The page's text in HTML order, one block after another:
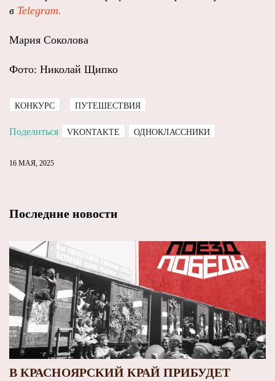
в Telegram.
Мария Соколова
Фото: Николай Щипко
КОНКУРС ПУТЕШЕСТВИЯ
Поделиться VKONTAKTE ОДНОКЛАССНИКИ
16 МАЯ, 2025
Последние новости
В КРАСНОЯРСКИЙ КРАЙ ПРИБУДЕТ